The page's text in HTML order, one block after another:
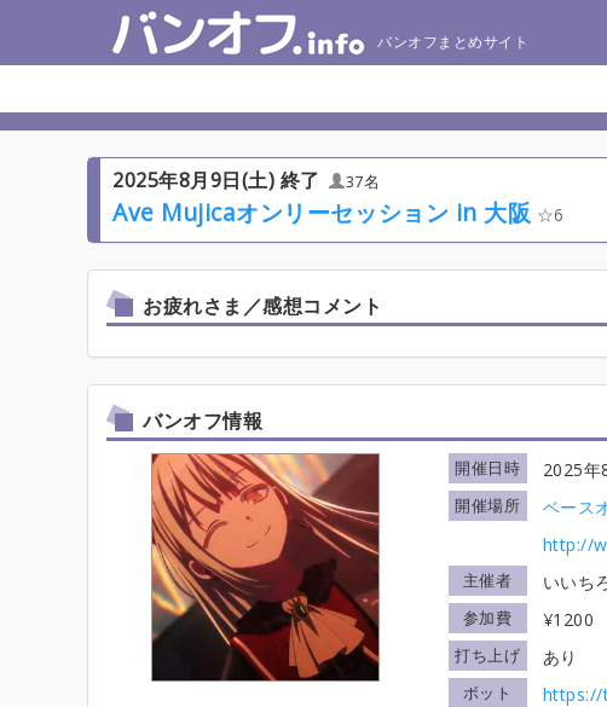
バンオフまとめサイト
2025年8月9日(土) 終了 37名
Ave Mujicaオンリーセッション in 大阪 6
お疲れさま／感想コメント
バンオフ情報
開催日時 2025年
開催場所 ベース
http://
主催者 いいち
参加費 ¥1200
打ち上げ あり
ボット
https://